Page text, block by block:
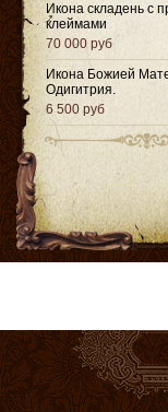
Икона складень с
клеймами
70 000 руб
Икона Божией
Одигитрия.
6 500 руб